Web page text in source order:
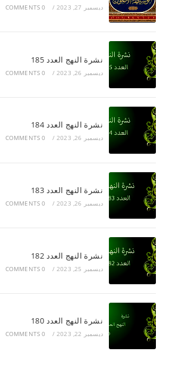
ديسمبر 27, 2023 /
0 COMMENTS
نشرة النهج العدد 185
ديسمبر 26, 2023 /
0 COMMENTS
نشرة النهج العدد 184
ديسمبر 26, 2023 /
0 COMMENTS
نشرة النهج العدد 183
ديسمبر 26, 2023 /
0 COMMENTS
نشرة النهج العدد 182
ديسمبر 25, 2023 /
0 COMMENTS
نشرة النهج العدد 180
ديسمبر 22, 2023 /
0 COMMENTS